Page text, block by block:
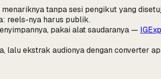
tanpa sesi pengikut yang
reels-nya harus publik.
pakai alat saudaranya —
lalu ekstrak audionya dengan converter